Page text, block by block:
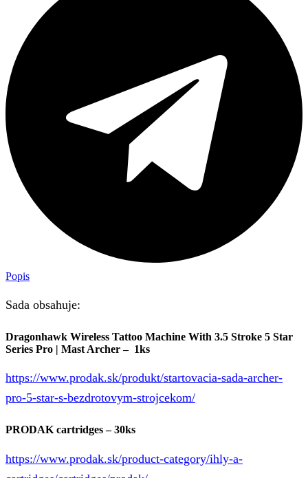
Popis
Sada obsahuje:
Dragonhawk Wireless Tattoo Machine With 3.5 Stroke 5 Star
Series Pro | Mast Archer – 1ks
https://www.prodak.sk/produkt/startovacia-sada-archer-
pro-5-star-s-bezdrotovym-strojcekom/
PRODAK cartridges – 30ks
https://www.prodak.sk/product-category/ihly-a-